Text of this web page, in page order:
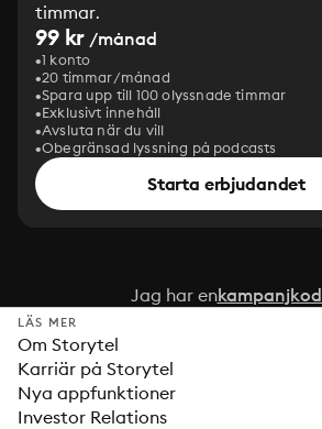
timmar.
99 kr /månad
1 konto
20 timmar/månad
Spara upp till 100 olyssnade timmar
Exklusivt innehåll
Avsluta när du vill
Obegränsad lyssning på podcasts
Starta erbjudandet
Jag har enkampanjkod
LÄS MER
Om Storytel
Karriär på Storytel
Nya appfunktioner
Investor Relations